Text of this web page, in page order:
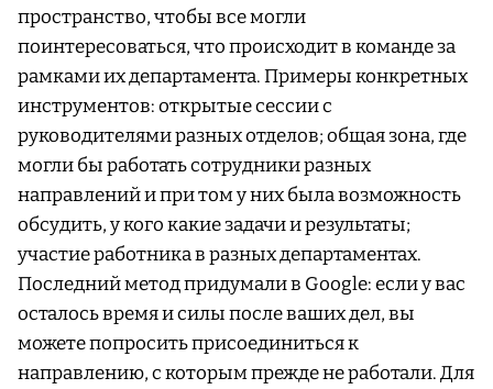
пространство, чтобы все могли
поинтересоваться, что происходит в команде за
рамками их департамента. Примеры конкретных
инструментов: открытые сессии с
руководителями разных отделов; общая зона, где
могли бы работать сотрудники разных
направлений и при том у них была возможность
обсудить, у кого какие задачи и результаты;
участие работника в разных департаментах.
Последний метод придумали в Google: если у вас
осталось время и силы после ваших дел, вы
можете попросить присоединиться к
направлению, с которым прежде не работали. Для